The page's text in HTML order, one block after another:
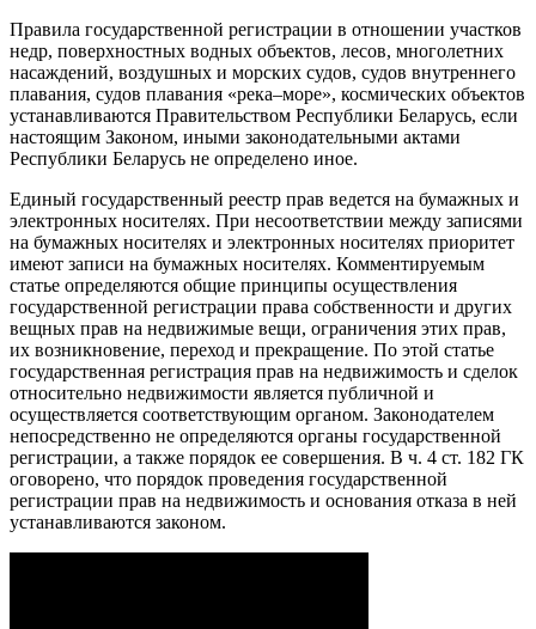
Правила государственной регистрации в отношении участков
недр, поверхностных водных объектов, лесов, многолетних
насаждений, воздушных и морских судов, судов внутреннего
плавания, судов плавания «река–море», космических объектов
устанавливаются Правительством Республики Беларусь, если
настоящим Законом, иными законодательными актами
Республики Беларусь не определено иное.
Единый государственный реестр прав ведется на бумажных и
электронных носителях. При несоответствии между записями
на бумажных носителях и электронных носителях приоритет
имеют записи на бумажных носителях. Комментируемым
статье определяются общие принципы осуществления
государственной регистрации права собственности и других
вещных прав на недвижимые вещи, ограничения этих прав,
их возникновение, переход и прекращение. По этой статье
государственная регистрация прав на недвижимость и сделок
относительно недвижимости является публичной и
осуществляется соответствующим органом. Законодателем
непосредственно не определяются органы государственной
регистрации, а также порядок ее совершения. В ч. 4 ст. 182 ГК
оговорено, что порядок проведения государственной
регистрации прав на недвижимость и основания отказа в ней
устанавливаются законом.